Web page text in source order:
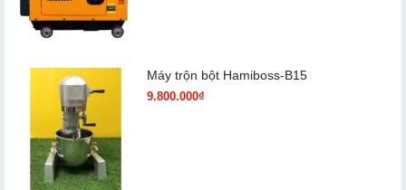
Máy trộn bột Hamiboss-B15
9.800.000₫